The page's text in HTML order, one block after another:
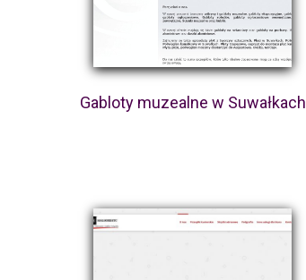
Gabloty muzealne w Suwałkach